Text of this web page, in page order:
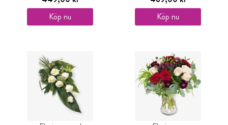
Köp nu
Köp nu